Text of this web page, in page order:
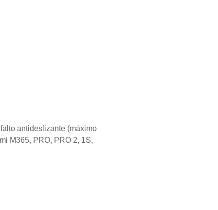
antideslizante (máximo
M365, PRO, PRO 2, 1S,